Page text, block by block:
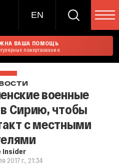
EN
ВАША ПОМОЩЬ
пожертвования
военные
Сирию, чтобы
с местными
Insider
2017 г., 21:34